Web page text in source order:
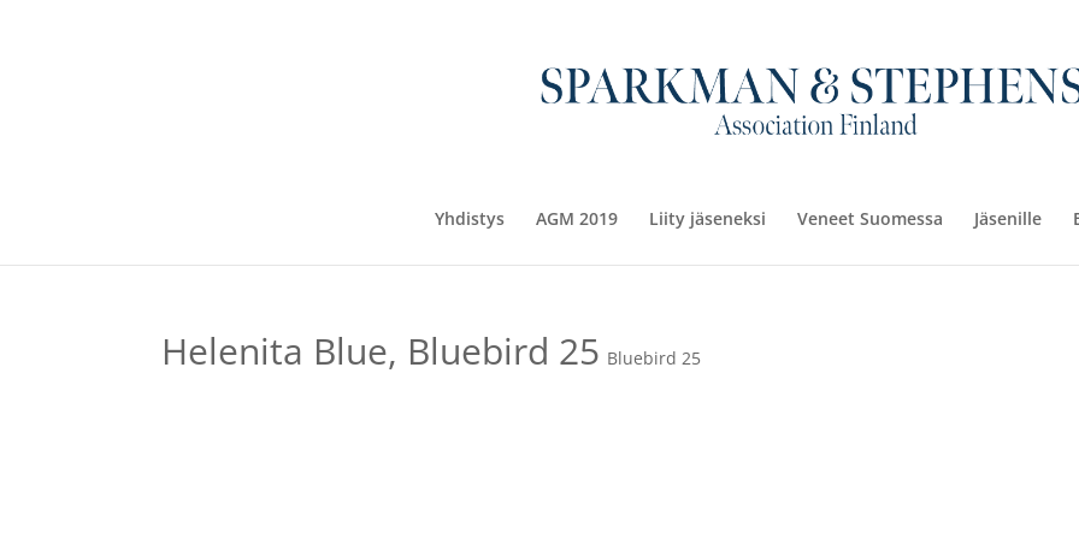
Yhdistys AGM 2019 Liity jäseneksi Veneet Suomessa Jäsenille
Helenita Blue, Bluebird 25 Bluebird 25